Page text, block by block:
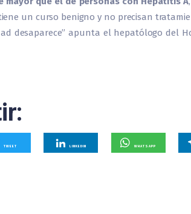
un curso benigno y no precisan
desaparece” apunta el hepatólogo del
TWEET LINKEDIN WHATSAPP